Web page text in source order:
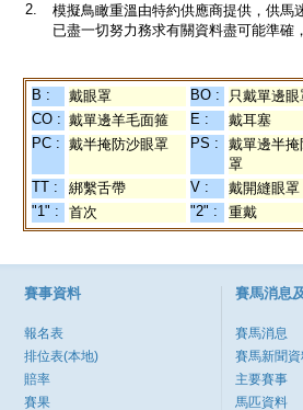
2.
模擬鳥瞰重溫由特約供應商提供，供馬
已盡一切努力務求有關資料盡可能準
B : 戴眼罩 BO : 只戴單邊眼
CO : 戴單邊羊毛面箍 E : 戴耳塞
PC : 戴半掩防沙眼罩 PS :
戴單邊半掩
罩
TT : 綁繫舌帶 V : 戴開縫眼罩
"1" :
首次 "2" : 重戴
賽事資料
報名表
排位表(本地)
賠率
賽果
賽馬消息
賽馬消息
賽馬新聞
主要賽事
馬匹資料